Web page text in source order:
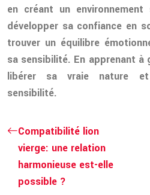
en créant un
développer sa confiance en
trouver un équilibre
sa sensibilité. En apprenant à
libérer sa vraie nature
sensibilité.
Compatibilité lion
vierge: une relation
harmonieuse est-elle
possible ?